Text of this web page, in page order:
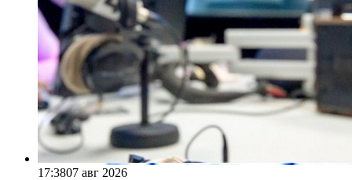
17:3807 авг 2026